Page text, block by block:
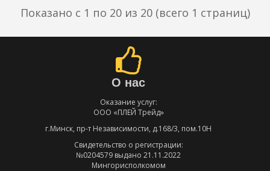
Показано с 1 по 20 из 20 (всего 1 страниц)
О нас
Оказание услуг:
ООО «ПЛЕЙ Трейд»
г.Минск, пр-т Независимости, д.168/3, пом.10Н
Свидетельство о регистрации:
№0204579 выдано 21.11.2022
Мингорисполкомом